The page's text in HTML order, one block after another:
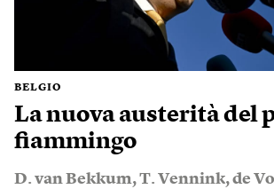
BELGIO
La nuova austerità del
fiammingo
D. van Bekkum,T. Vennink,de